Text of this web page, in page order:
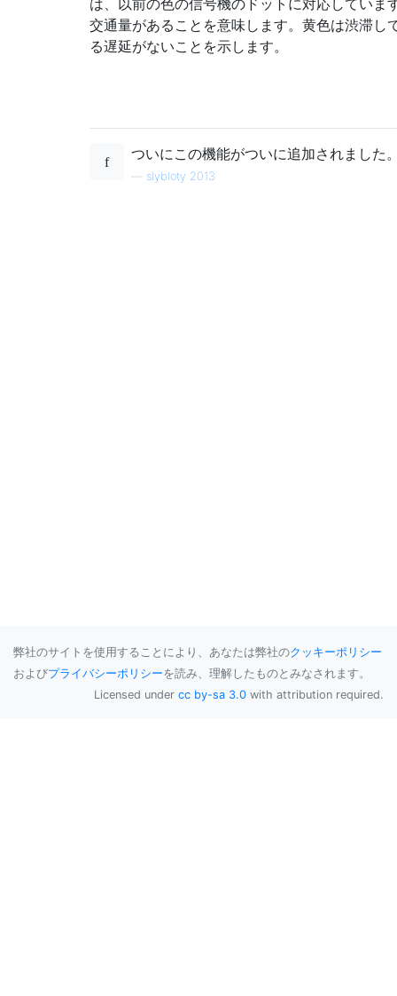
交通量があることを意味します。黄色は渋滞し
る遅延がないことを示します。
ついにこの機能がついに追加されました
slybloty 2013
弊社のサイトを使用することにより、あなたは弊社のクッキーポリシー
およびプライバシーポリシーを読み、理解したものとみなされます。
Licensed under cc by-sa 3.0 with attribution required.